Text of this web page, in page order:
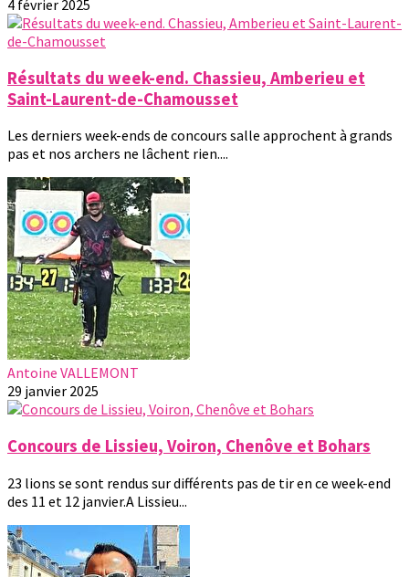
4 février 2025
Résultats du week-end. Chassieu, Amberieu et
Saint-Laurent-de-Chamousset
Les derniers week-ends de concours salle approchent à grands
pas et nos archers ne lâchent rien....
Antoine VALLEMONT
29 janvier 2025
Concours de Lissieu, Voiron, Chenôve et Bohars
23 lions se sont rendus sur différents pas de tir en ce week-end
des 11 et 12 janvier.A Lissieu...